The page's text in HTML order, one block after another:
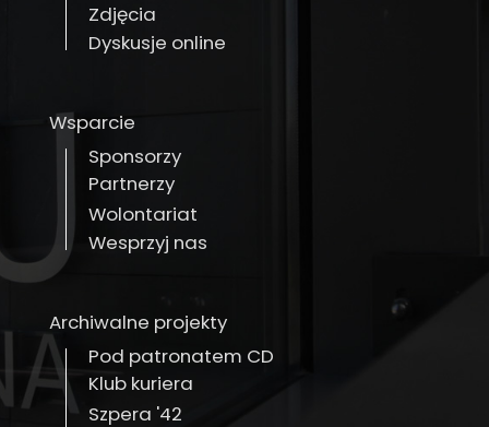
Zdjęcia
Dyskusje online
Wsparcie
Sponsorzy
Partnerzy
Wolontariat
Wesprzyj nas
Archiwalne projekty
Pod patronatem CD
Klub kuriera
Szpera '42